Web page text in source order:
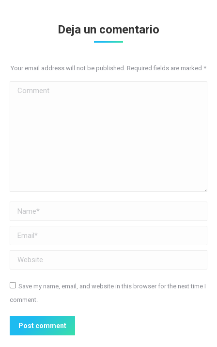
Deja un comentario
Your email address will not be published. Required fields are marked *
Comment
Name *
Email *
Website
Save my name, email, and website in this browser for the next time I
comment.
Post comment